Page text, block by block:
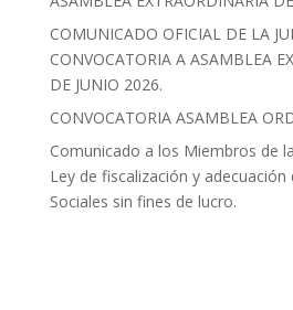
COMUNICADO OFICIAL DE LA
CONVOCATORIA A ASAMBLEA
DE JUNIO 2026.
CONVOCATORIA ASAMBLEA
Comunicado a los Miembros de
Ley de fiscalización y
Sociales sin fines de lucro.